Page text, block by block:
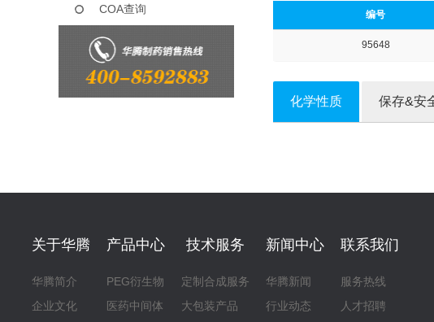
COA查询 编号
95648
化学性质 保存&安
关于华腾
华腾简介
企业文化
产品中心
PEG衍生物
医药中间体
技术服务
定制合成服务
大包装产品
新闻中心
华腾新闻
行业动态
联系我们
服务热线
人才招聘